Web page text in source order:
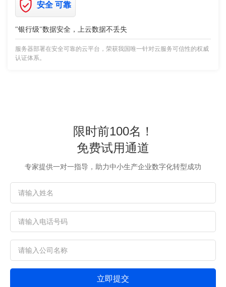
安全 可靠
"银行级"数据安全，上云数据不丢失
服务器部署在安全可靠的云平台，荣获我国唯一针对云服务可信性的权威
认证体系。
限时前100名！
免费试用通道
专家提供一对一指导，助力中小生产企业数字化转型成功
立即提交